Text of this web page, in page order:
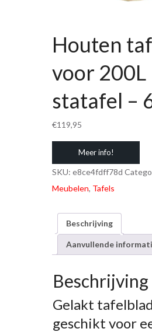
Houten
voor 200L
statafel –
€119,95
Meer info!
SKU: e8ce4fdff78d
Meubelen, Tafels
Beschrijving
Aanvullende
Beschrijving
Gelakt
geschikt voor